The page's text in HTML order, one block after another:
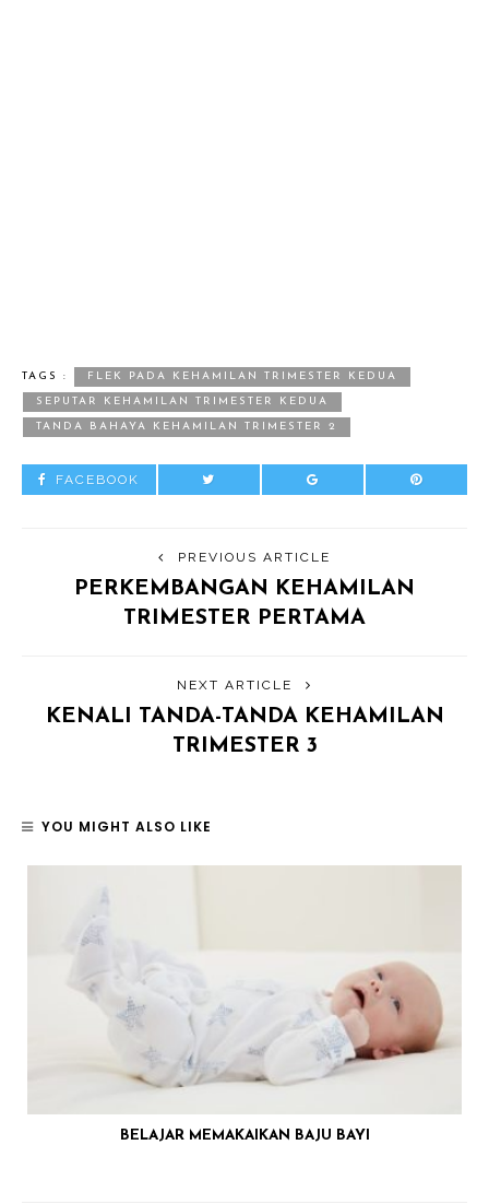
TAGS : FLEK PADA KEHAMILAN TRIMESTER KEDUA
SEPUTAR KEHAMILAN TRIMESTER KEDUA
TANDA BAHAYA KEHAMILAN TRIMESTER 2
FACEBOOK
PREVIOUS ARTICLE
PERKEMBANGAN KEHAMILAN
TRIMESTER PERTAMA
NEXT ARTICLE
KENALI TANDA-TANDA KEHAMILAN
TRIMESTER 3
YOU MIGHT ALSO LIKE
BELAJAR MEMAKAIKAN BAJU BAYI